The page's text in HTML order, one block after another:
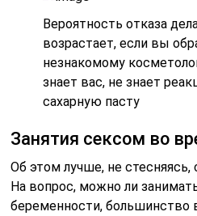
Вероятность отказа
возрастает, если вы
незнакомому
знает вас, не знает
сахарную пасту
Занятия сексом во
Об этом лучше, не стесняясь,
На вопрос, можно ли
беременности, большинство